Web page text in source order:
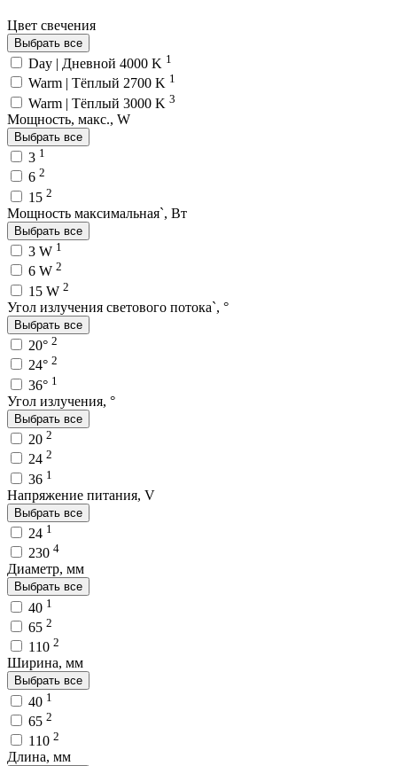
Цвет свечения
Выбрать все
Day | Дневной 4000 K 1
Warm | Тёплый 2700 K 1
Warm | Тёплый 3000 K 3
Мощность, макс., W
Выбрать все
3 1
6 2
15 2
Мощность максимальная`, Вт
Выбрать все
3 W 1
6 W 2
15 W 2
Угол излучения светового потока`, °
Выбрать все
20° 2
24° 2
36° 1
Угол излучения, °
Выбрать все
20 2
24 2
36 1
Напряжение питания, V
Выбрать все
24 1
230 4
Диаметр, мм
Выбрать все
40 1
65 2
110 2
Ширина, мм
Выбрать все
40 1
65 2
110 2
Длина, мм